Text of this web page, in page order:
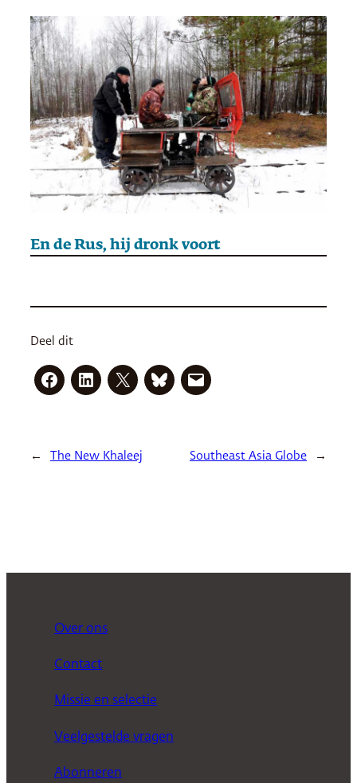
En de Rus, hij dronk voort
Deel dit
← The New Khaleej Southeast Asia Globe →
Over ons
Contact
Missie en selectie
Veelgestelde vragen
Abonneren